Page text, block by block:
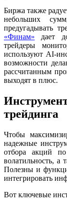
Биржа также
небольших
предугадывать
«Финам» дает
трейдеры
используют AI-
возможности
рассчитанным
выходят в плюс.
трейдинга
Чтобы
надежные
отбора акций
волатильность, а
Полезны и
интегрировать
Вот ключевые